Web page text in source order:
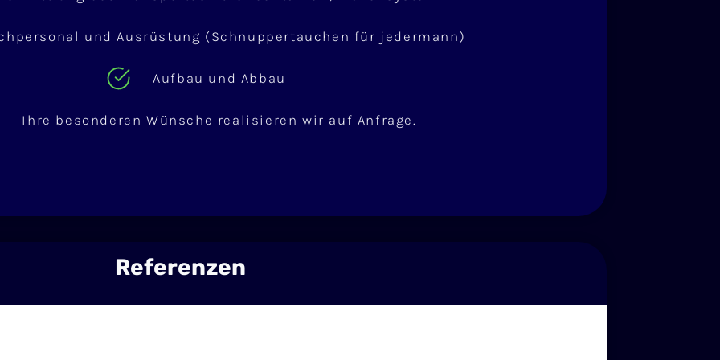
und Ausrüstung (Schnuppertauchen für jedermann)
Aufbau und Abbau
Ihre besonderen Wünsche realisieren wir auf Anfrage.
Referenzen